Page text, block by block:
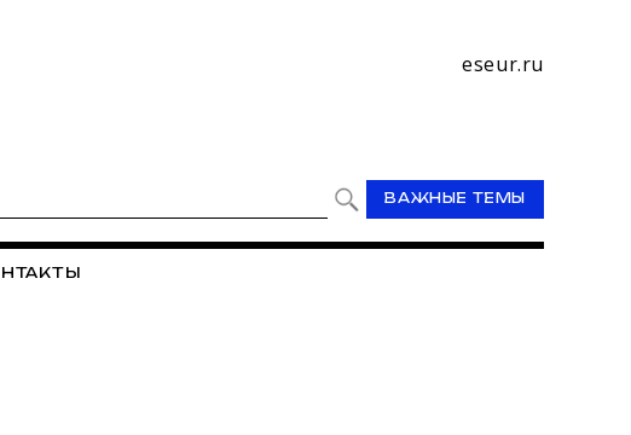
eseur.ru
ВАЖНЫЕ ТЕМЫ